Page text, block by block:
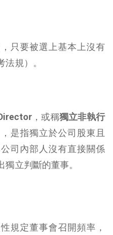
只要被選上基本上沒有
規）。
，或稱獨立非執行
，是指獨立於公司股東且
司內部人沒有直接關係
立判斷的董事。
規定董事會召開頻率，